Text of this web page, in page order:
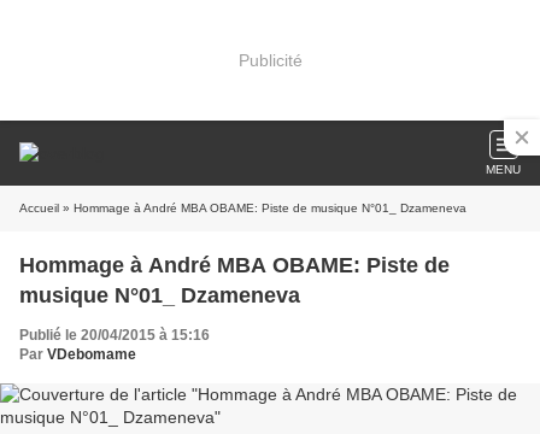
Publicité
MENU
Accueil » Hommage à André MBA OBAME: Piste de musique N°01_ Dzameneva
Hommage à André MBA OBAME: Piste de
musique N°01_ Dzameneva
Publié le 20/04/2015 à 15:16
Par VDebomame